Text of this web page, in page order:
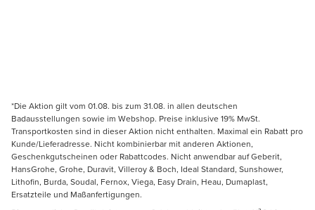
*Die Aktion gilt vom 01.08. bis zum 31.08. in allen deutschen
Badausstellungen sowie im Webshop. Preise inklusive 19% MwSt.
Transportkosten sind in dieser Aktion nicht enthalten. Maximal ein Rabatt pro
Kunde/Lieferadresse. Nicht kombinierbar mit anderen Aktionen,
Geschenkgutscheinen oder Rabattcodes. Nicht anwendbar auf Geberit,
HansGrohe, Grohe, Duravit, Villeroy & Boch, Ideal Standard, Sunshower,
Lithofin, Burda, Soudal, Fernox, Viega, Easy Drain, Heau, Dumaplast,
Ersatzteile und Maßanfertigungen.